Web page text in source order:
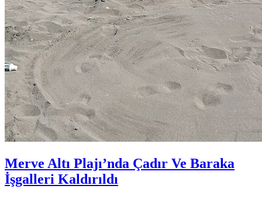
Merve Altı Plajı’nda Çadır Ve Baraka
İşgalleri Kaldırıldı